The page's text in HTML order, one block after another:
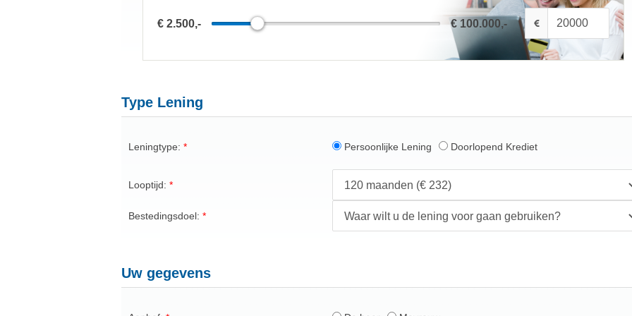
€ 2.500,- € 100.000,-
Type Lening
Leningtype: Persoonlijke Lening Doorlopend Krediet
Looptijd:
Bestedingsdoel:
Uw gegevens